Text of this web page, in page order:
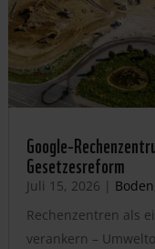
Google-
Gesetzesreform
Juli 15, 2026 | Boden
Rechenzentren als
verankern –